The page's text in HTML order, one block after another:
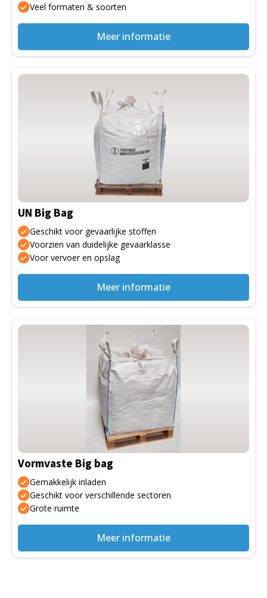
Veel formaten & soorten
Meer informatie
productpagina
UN Big Bag
Geschikt voor gevaarlijke stoffen
Voorzien van duidelijke gevaarklasse
Voor vervoer en opslag
Meer informatie
Dit
gekozen
worden
op
de
productpagina
Vormvaste Big bag
Gemakkelijk inladen
Geschikt voor verschillende sectoren
Grote ruimte
Meer informatie
Dit
gekozen
worden
op
de
productpagina